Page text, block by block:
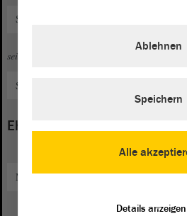
Stadtratsvorsitzender der Stadt Wolmirstedt
seit 2024
Stellvertretender Kreistagsvorsitzender des
Ehrenamt
Mitglied im "Volksbund Deutsche
Alle
Ablehnen
Speichern
Details anzeigen